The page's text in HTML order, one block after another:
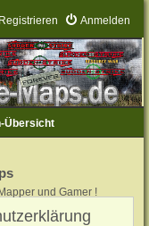
Anmelden
Registrieren
Übersicht
und Gamer !